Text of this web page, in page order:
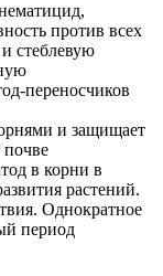
против всех
стеблевую
переносчиков
и защищает
почве
в корни в
растений.
Однократное
период